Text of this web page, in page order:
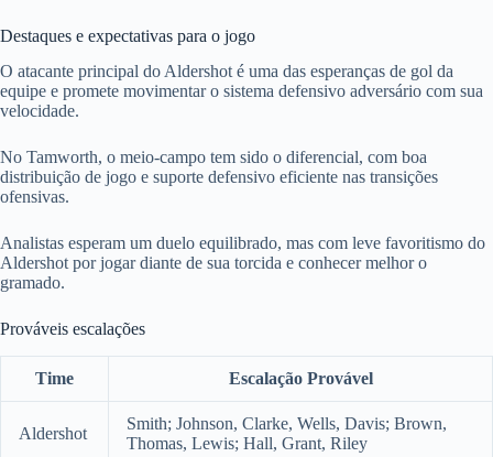
Destaques e expectativas para o jogo
O atacante principal do Aldershot é uma das esperanças de gol da
equipe e promete movimentar o sistema defensivo adversário com sua
velocidade.
No Tamworth, o meio-campo tem sido o diferencial, com boa
distribuição de jogo e suporte defensivo eficiente nas transições
ofensivas.
Analistas esperam um duelo equilibrado, mas com leve favoritismo do
Aldershot por jogar diante de sua torcida e conhecer melhor o
gramado.
Prováveis escalações
Time Escalação Provável
Aldershot
Smith; Johnson, Clarke, Wells, Davis; Brown,
Thomas, Lewis; Hall, Grant, Riley